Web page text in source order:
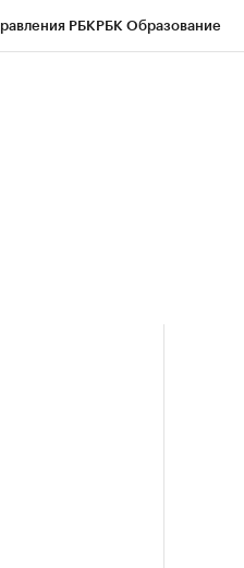
РБКРБК Образование